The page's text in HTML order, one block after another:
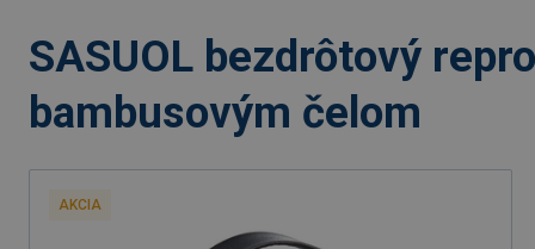
SASUOL bezdrôtový
bambusovým čelom
AKCIA